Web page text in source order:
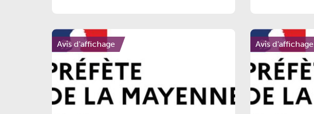
Avis d'affichage Avis d'affichage